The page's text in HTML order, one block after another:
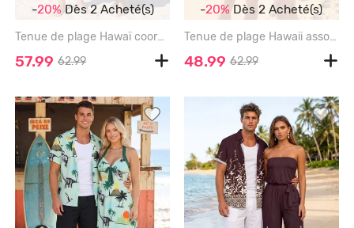
-20% Dès 2 Acheté(s)
Tenue de plage Hawaï coordonnée pour couples - Impression fleurs d'hibiscus et feuilles tropicales - BLUE
57.99 62.99
-20%Dès 2 Acheté(s)
Tenue de plage Hawaii assortie pour couples - Imprimé feuilles fleuries - BLUE
48.99 62.99